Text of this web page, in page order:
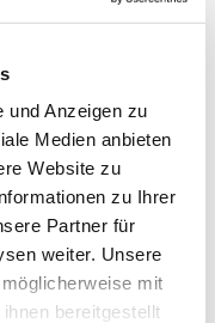
und Anzeigen zu
Medien anbieten
Website zu
zu Ihrer
Partner für
weiter. Unsere
mit
bereitgestellt
auch